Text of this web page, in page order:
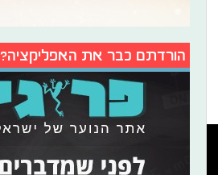
הורדתם כבר את האפליקציה?